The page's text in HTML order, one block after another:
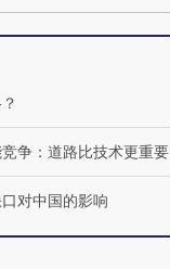
争：道路比技术更重要
对中国的影响